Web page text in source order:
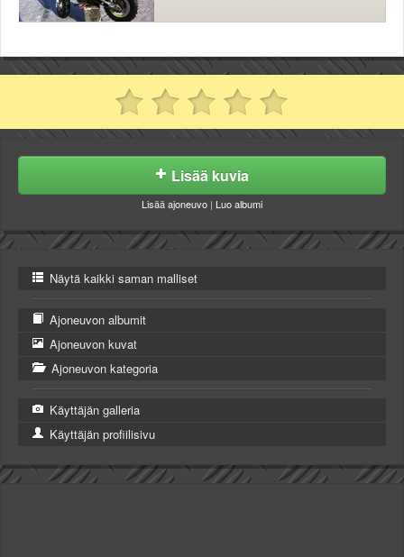
Lisää kuvia
Lisää ajoneuvo | Luo albumi
Näytä kaikki saman malliset
Ajoneuvon albumit
Ajoneuvon kuvat
Ajoneuvon kategoria
Käyttäjän galleria
Käyttäjän profiilisivu